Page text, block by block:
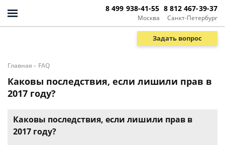
Москва
8 499 938-41-55
Санкт-Петербург
8 812 467-39-37
Задать вопрос
Главная - FAQ
Каковы последствия, если лишили прав в
2017 году?
Каковы последствия, если лишили прав в
2017 году?